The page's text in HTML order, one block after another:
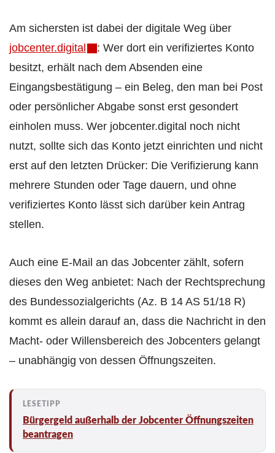
Am sichersten ist dabei der digitale Weg über
jobcenter.digital
: Wer dort ein verifiziertes Konto
besitzt, erhält nach dem Absenden eine
Eingangsbestätigung – ein Beleg, den man bei Post
oder persönlicher Abgabe sonst erst gesondert
einholen muss. Wer jobcenter.digital noch nicht
nutzt, sollte sich das Konto jetzt einrichten und nicht
erst auf den letzten Drücker: Die Verifizierung kann
mehrere Stunden oder Tage dauern, und ohne
verifiziertes Konto lässt sich darüber kein Antrag
stellen.
Auch eine E-Mail an das Jobcenter zählt, sofern
dieses den Weg anbietet: Nach der Rechtsprechung
des Bundessozialgerichts (Az. B 14 AS 51/18 R)
kommt es allein darauf an, dass die Nachricht in den
Macht- oder Willensbereich des Jobcenters gelangt
– unabhängig von dessen Öffnungszeiten.
Bürgergeld außerhalb der Jobcenter Öffnungszeiten
beantragen